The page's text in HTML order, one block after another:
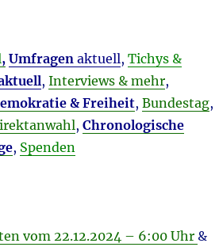
, Umfragenaktuell, Tichys &
, Interviews & mehr,
& Freiheit, Bundestag,
, Chronologische
, Spenden
vom 22.12.2024 – 6:00 Uhr &